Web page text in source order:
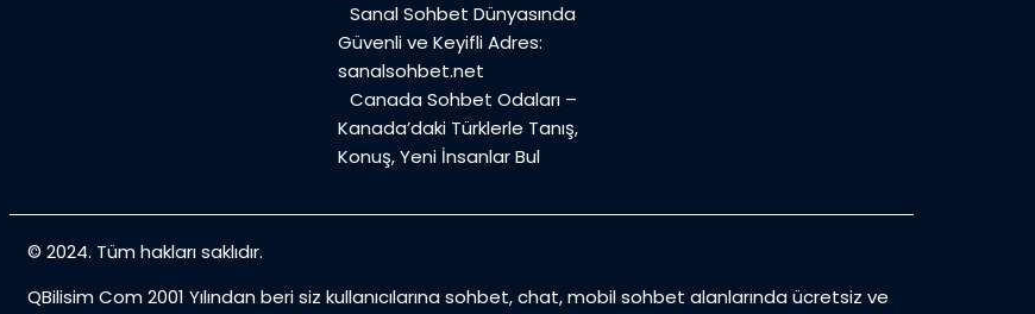
Sanal Sohbet Dünyasında
Güvenli ve Keyifli Adres:
sanalsohbet.net
Canada Sohbet Odaları –
Kanada’daki Türklerle Tanış,
Konuş, Yeni İnsanlar Bul
© 2024. Tüm hakları saklıdır.
QBilisim Com 2001 Yılından beri siz kullanıcılarına sohbet, chat, mobil sohbet alanlarında ücretsiz ve